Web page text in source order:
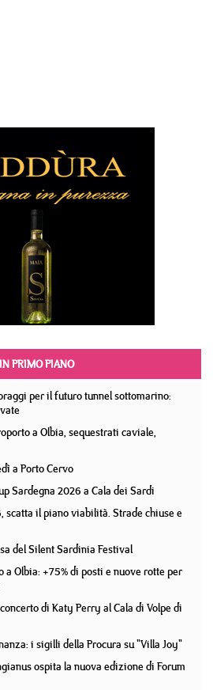
IN PRIMO PIANO
per il futuro tunnel sottomarino:
a Olbia, sequestrati caviale,
a Porto Cervo
Sardegna 2026 a Cala dei Sardi
scatta il piano viabilità. Strade chiuse e
del Silent Sardinia Festival
Olbia: +75% di posti e nuove rotte per
di Katy Perry al Cala di Volpe di
i sigilli della Procura su "Villa Joy"
ospita la nuova edizione di Forum